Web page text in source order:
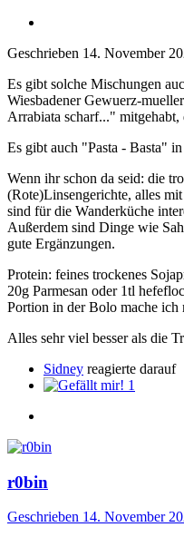
Geschrieben 14. November
Es gibt solche Mischungen
Wiesbadener Gewuerz-
Arrabiata scharf..."
Es gibt auch "Pasta - Basta"
Wenn ihr schon da seid: die
(Rote)Linsengerichte, alles
sind für die Wanderküche
Außerdem sind Dinge wie
gute Ergänzungen.
Protein: feines trockenes
20g Parmesan oder 1tl
Portion in der Bolo mache ich
Alles sehr viel besser als die
Sidney reagierte darauf
1
r0bin
Geschrieben 14. November